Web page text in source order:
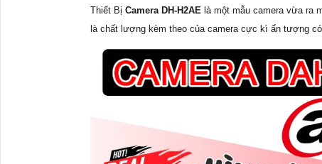
Thiết Bị Camera DH-H2AE là một mẫu camera vừa ra
là chất lượng kèm theo của camera cực kì ấn tượng